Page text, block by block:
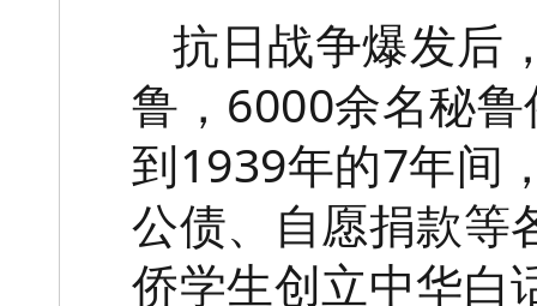
抗日战争爆发后
鲁，6000余名秘
到1939年的7年间
公债、自愿捐款等
侨学生创立中华白